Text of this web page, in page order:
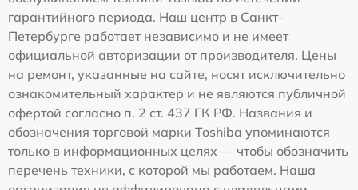
гарантийного периода. Наш центр в Санкт-
Петербурге работает независимо и не имеет
официальной авторизации от производителя. Цены
на ремонт, указанные на сайте, носят исключительно
ознакомительный характер и не являются публичной
офертой согласно п. 2 ст. 437 ГК РФ. Названия и
обозначения торговой марки Toshiba упоминаются
только в информационных целях — чтобы обозначить
перечень техники, с которой мы работаем. Наша